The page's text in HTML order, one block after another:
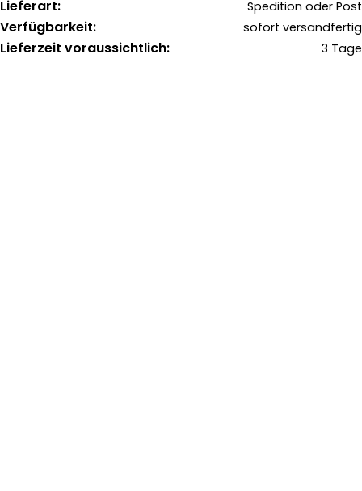
Lieferart: Spedition oder Post
Verfügbarkeit: sofort versandfertig
Lieferzeit voraussichtlich: 3 Tage